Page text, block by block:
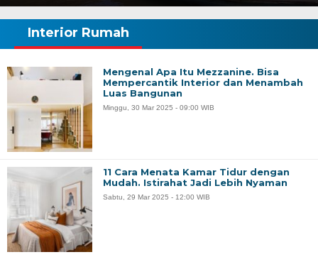
Interior Rumah
Mengenal Apa Itu Mezzanine. Bisa
Mempercantik Interior dan Menambah
Luas Bangunan
Minggu, 30 Mar 2025 - 09:00 WIB
11 Cara Menata Kamar Tidur dengan
Mudah. Istirahat Jadi Lebih Nyaman
Sabtu, 29 Mar 2025 - 12:00 WIB